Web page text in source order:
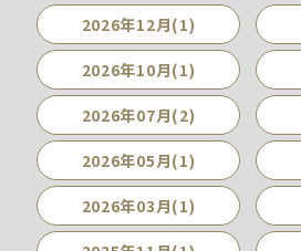
2026年12月(1)
2026年10月(1)
2026年07月(2)
2026年05月(1)
2026年03月(1)